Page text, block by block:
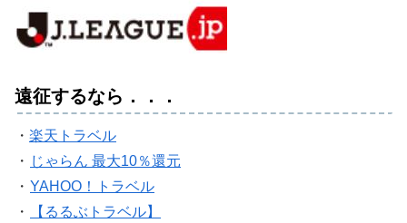
遠征するなら．．．
・ 楽天トラベル
・ じゃらん 最大10％還元
・ YAHOO！トラベル
・
【るるぶトラベル】